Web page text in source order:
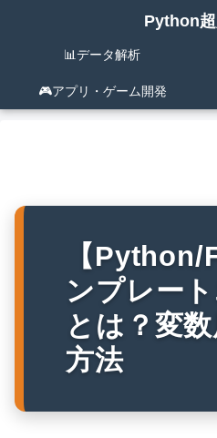
Python
📊データ解析
🎮️アプリ・ゲーム開発
【
ンプレー
とは？変
方法